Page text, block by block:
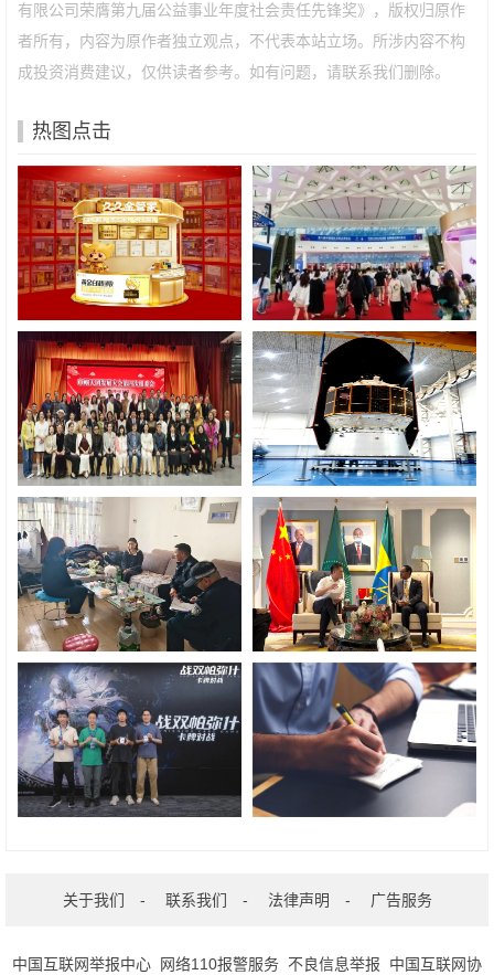
有限公司荣膺第九届公益事业年度社会责任先锋奖》，版权归原作
者所有，内容为原作者独立观点，不代表本站立场。所涉内容不构
成投资消费建议，仅供读者参考。如有问题，请联系我们删除。
热图点击
关于我们 - 联系我们 - 法律声明 - 广告服务
中国互联网举报中心 网络110报警服务 不良信息举报 中国互联网协